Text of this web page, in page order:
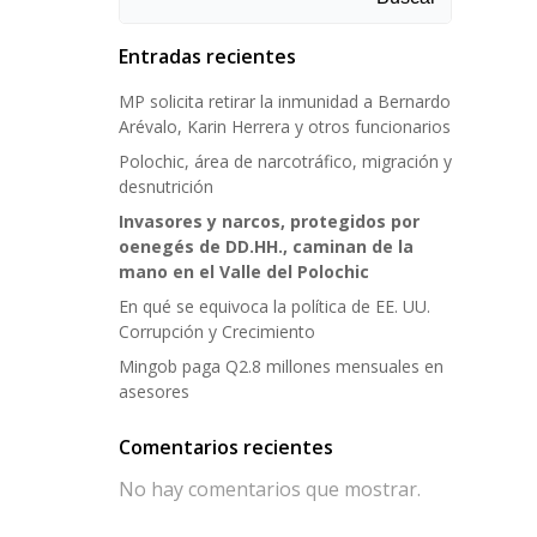
Entradas recientes
MP solicita retirar la inmunidad a Bernardo
Arévalo, Karin Herrera y otros funcionarios
Polochic, área de narcotráfico, migración y
desnutrición
Invasores y narcos, protegidos por
oenegés de DD.HH., caminan de la
mano en el Valle del Polochic
En qué se equivoca la política de EE. UU.
Corrupción y Crecimiento
Mingob paga Q2.8 millones mensuales en
asesores
Comentarios recientes
No hay comentarios que mostrar.